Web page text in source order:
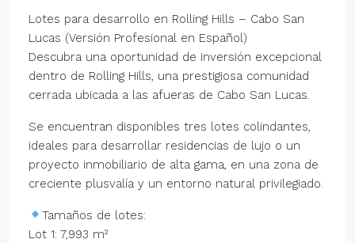
Lotes para desarrollo en Rolling Hills – Cabo San
Lucas (Versión Profesional en Español)
Descubra una oportunidad de inversión excepcional
dentro de Rolling Hills, una prestigiosa comunidad
cerrada ubicada a las afueras de Cabo San Lucas.
Se encuentran disponibles tres lotes colindantes,
ideales para desarrollar residencias de lujo o un
proyecto inmobiliario de alta gama, en una zona de
creciente plusvalía y un entorno natural privilegiado.
Tamaños de lotes:
Lot 1: 7,993 m²